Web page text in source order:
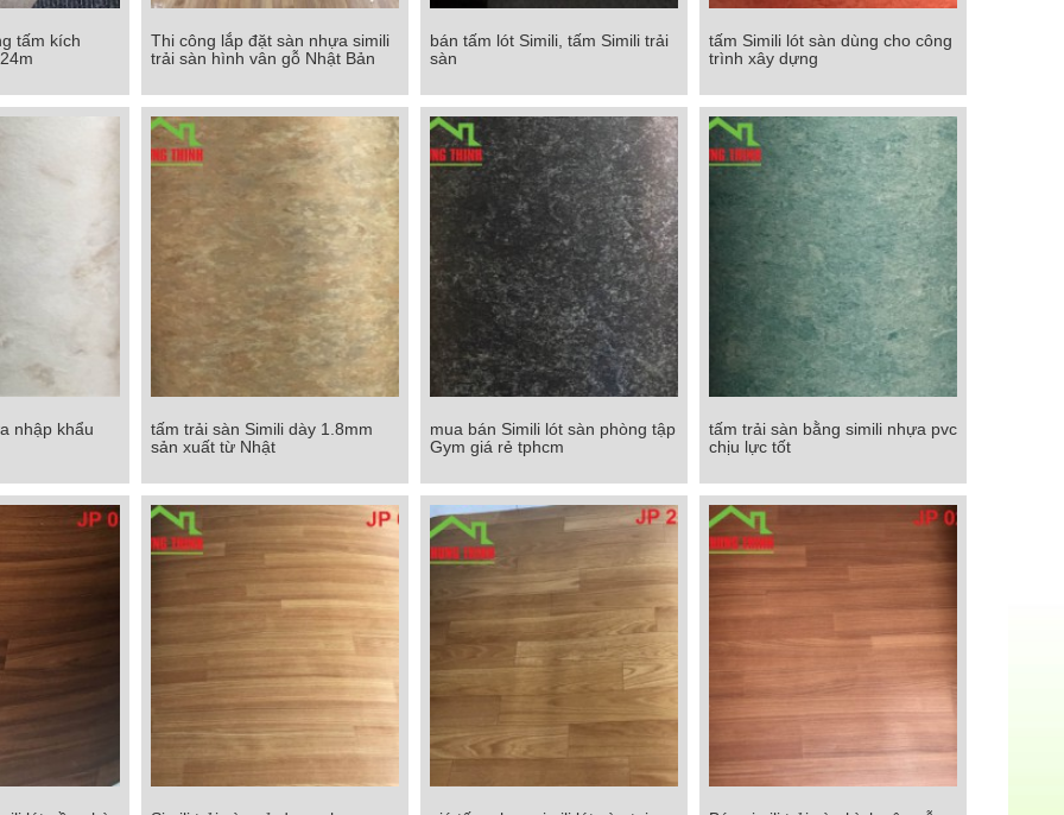
tấm kích
tấm kích
Thi công lắp đặt sàn nhựa simili
trải sàn hình vân gỗ Nhật Bản
Chi tiết
Thi công lắp đặt sàn nhựa simili
trải sàn hình vân gỗ Nhật Bản
bán tấm lót Simili, tấm Simili trải
Chi tiết
bán tấm lót Simili, tấm Simili trải
sàn
tấm Simili lót sàn dùng cho công
trình xây dựng
Chi tiết
tấm Simili lót sàn dùng cho công
trình xây dựng
nhập khẩu
nhập khẩu
tấm trải sàn Simili dày 1.8mm
Chi tiết
tấm trải sàn Simili dày 1.8mm
sản xuất từ Nhật
mua bán Simili lót sàn phòng tập
Chi tiết
mua bán Simili lót sàn phòng tập
Gym giá rẻ tphcm
tấm trải sàn bằng simili nhựa pvc
Chi tiết
tấm trải sàn bằng simili nhựa pvc
chịu lực tốt